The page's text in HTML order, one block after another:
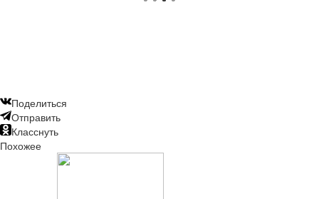
Поделиться
Отправить
Класснуть
Похожее